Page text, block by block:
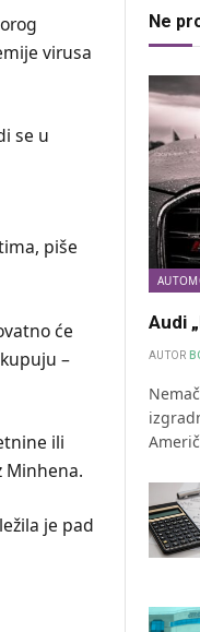
virusa
se u
piše
će
–
ili
Minhena.
je pad
Ne
Audi
AUTOR